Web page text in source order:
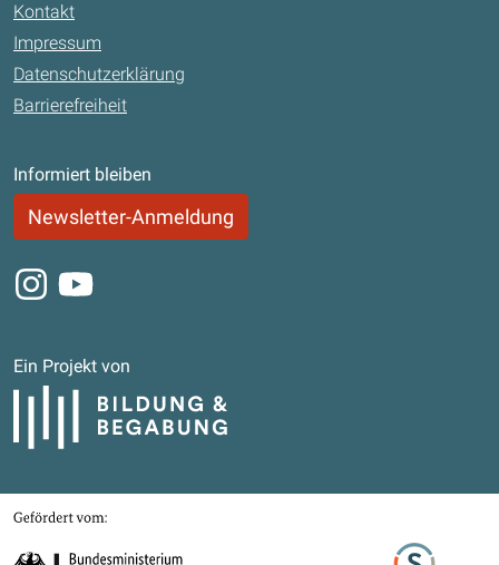
Kontakt
Impressum
Datenschutzerklärung
Barrierefreiheit
Informiert bleiben
Newsletter-Anmeldung
Instagram
Youtube
Ein Projekt von
Bildung und Begabung
Gefördert von
Bundesministerium für Bildung, Familie, Senioren, Frauen und Jugend
Stifterverband